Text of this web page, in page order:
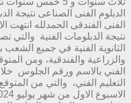
الدبلوم الفنى الصناعى نتيجة
الفنى الفندقى الحمدلله انتهت
نتيجة الدبلومات الفنية
الثانوية الفنية في جميع
والزراعية والفندقية، ومن
الفني بالاسم ورقم الجلوس
التعليم الفني، والتي من